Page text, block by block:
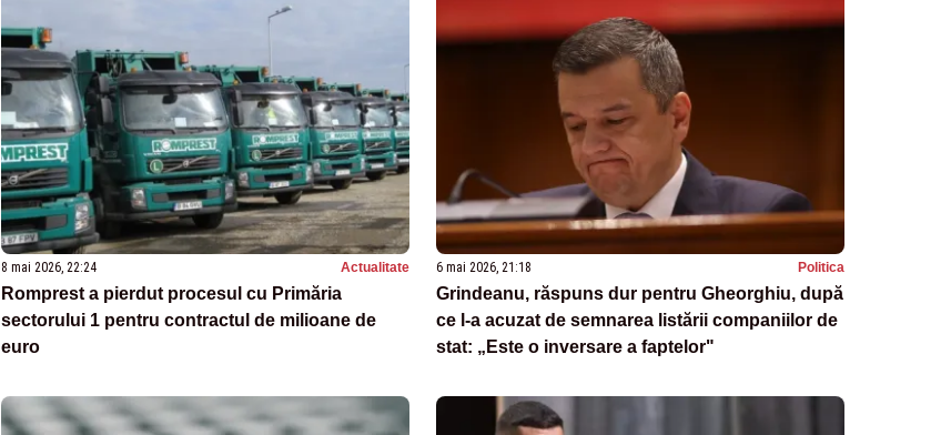
8 mai 2026, 22:24 Actualitate
Romprest a pierdut procesul cu Primăria
sectorului 1 pentru contractul de milioane de
euro
6 mai 2026, 21:18 Politica
Grindeanu, răspuns dur pentru Gheorghiu, după
ce l-a acuzat de semnarea listării companiilor de
stat: „Este o inversare a faptelor"